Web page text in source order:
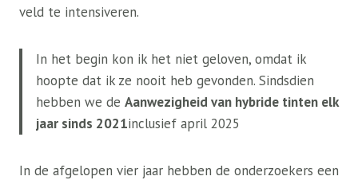
veld te intensiveren.
In het begin kon ik het niet geloven, omdat ik
hoopte dat ik ze nooit heb gevonden. Sindsdien
hebben we de Aanwezigheid van hybride tinten elk
jaar sinds 2021inclusief april 2025
In de afgelopen vier jaar hebben de onderzoekers een